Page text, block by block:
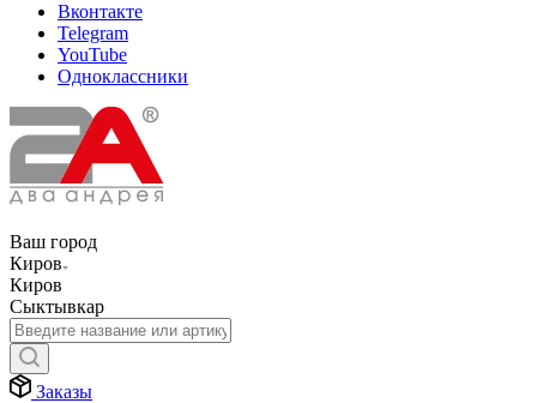
Вконтакте
Telegram
YouTube
Одноклассники
Ваш город
Киров
Киров
Сыктывкар
Заказы